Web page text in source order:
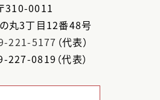
310-0011
丸3丁目12番48号
221-5177 （代表）
227-0819（代表）